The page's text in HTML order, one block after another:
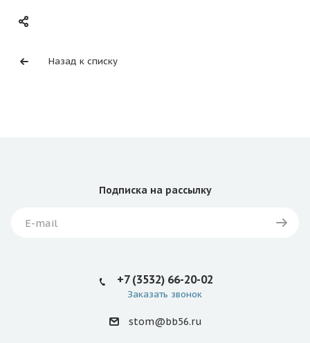
Назад к списку
Подписка на рассылку
+7 (3532) 66-20-02
Заказать звонок
stom@bb56.ru